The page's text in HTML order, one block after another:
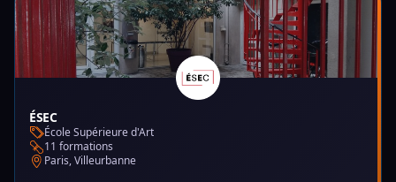
ÉSEC
École Supérieure d'Art
11 formations
Paris, Villeurbanne